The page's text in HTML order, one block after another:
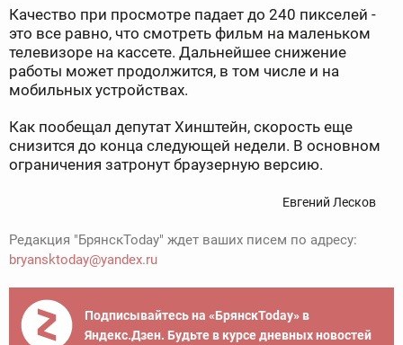
Качество при просмотре падает до 240 пикселей -
это все равно, что смотреть фильм на маленьком
телевизоре на кассете. Дальнейшее снижение
работы может продолжится, в том числе и на
мобильных устройствах.
Как пообещал депутат Хинштейн, скорость еще
снизится до конца следующей недели. В основном
ограничения затронут браузерную версию.
Евгений Лесков
Редакция "БрянскToday" ждет ваших писем по адресу:
bryansktoday@yandex.ru
Подписывайтесь на «БрянскToday» в
Яндекс.Дзен. Будьте в курсе дневных новостей